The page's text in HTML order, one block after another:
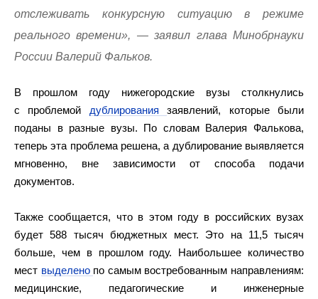
отслеживать конкурсную ситуацию в режиме
реального времени», — заявил глава Минобрнауки
России Валерий Фальков.
В прошлом году нижегородские вузы столкнулись
с проблемой дублированиязаявлений, которые были
поданы в разные вузы. По словам Валерия Фалькова,
теперь эта проблема решена, а дублирование выявляется
мгновенно, вне зависимости от способа подачи
документов.
Также сообщается, что в этом году в российских вузах
будет 588 тысяч бюджетных мест. Это на 11,5 тысяч
больше, чем в прошлом году. Наибольшее количество
мест выделено по самым востребованным направлениям:
медицинские, педагогические и инженерные